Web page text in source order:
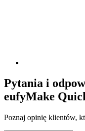
Pytania i
eufyMake
Poznaj opinię klientów,